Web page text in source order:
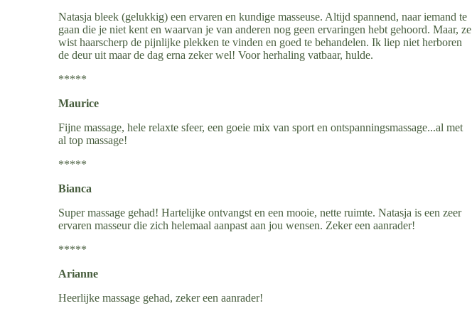
Natasja bleek (gelukkig) een ervaren en kundige masseuse. Altijd spannend, naar iemand te
gaan die je niet kent en waarvan je van anderen nog geen ervaringen hebt gehoord. Maar, ze
wist haarscherp de pijnlijke plekken te vinden en goed te behandelen. Ik liep niet herboren
de deur uit maar de dag erna zeker wel! Voor herhaling vatbaar, hulde.
*****
Maurice
Fijne massage, hele relaxte sfeer, een goeie mix van sport en ontspanningsmassage...al met
al top massage!
*****
Bianca
Super massage gehad! Hartelijke ontvangst en een mooie, nette ruimte. Natasja is een zeer
ervaren masseur die zich helemaal aanpast aan jou wensen. Zeker een aanrader!
*****
Arianne
Heerlijke massage gehad, zeker een aanrader!